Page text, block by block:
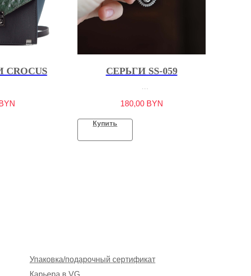
BYN
СЕРЬГИ SS-059
180,00 BYN
Купить
Упаковка/подарочный сертификат